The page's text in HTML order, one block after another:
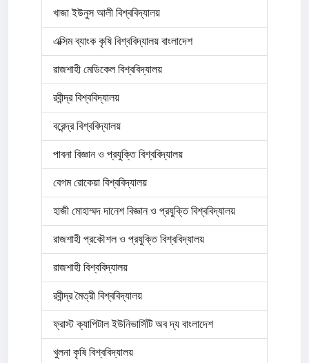
খাজা ইউনুস আলী বিশ্ববিদ্যালয়
এক্সিম ব্যাংক কৃষি বিশ্ববিদ্যালয় বাংলাদেশ
রাজশাহী মেডিকেল বিশ্ববিদ্যালয়
রবীন্দ্র বিশ্ববিদ্যালয়
বরেন্দ্র বিশ্ববিদ্যালয়
পাবনা বিজ্ঞান ও প্রযুক্তি বিশ্ববিদ্যালয়
বেগম রোকেয়া বিশ্ববিদ্যালয়
হাজী মোহাম্মদ দানেশ বিজ্ঞান ও প্রযুক্তি বিশ্ববিদ্যালয়
রাজশাহী প্রকৌশল ও প্রযুক্তি বিশ্ববিদ্যালয়
রাজশাহী বিশ্ববিদ্যালয়
রবীন্দ্র মৈত্রী বিশ্ববিদ্যালয়
ফ্রাস্ট ক্যাপিটাল ইউনিভার্সিটি অব দ্য বাংলাদেশ
খুলনা কৃষি বিশ্ববিদ্যালয়